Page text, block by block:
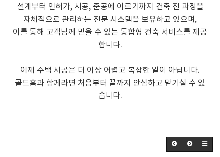
설계부터 인허가, 시공, 준공에 이르기까지 건축 전 과정을
자체적으로 관리하는 전문 시스템을 보유하고 있으며,
이를 통해 고객님께 믿을 수 있는 통합형 건축 서비스를 제공
합니다.
이제 주택 시공은 더 이상 어렵고 복잡한 일이 아닙니다.
골드홈과 함께라면 처음부터 끝까지 안심하고 맡기실 수 있
습니다.